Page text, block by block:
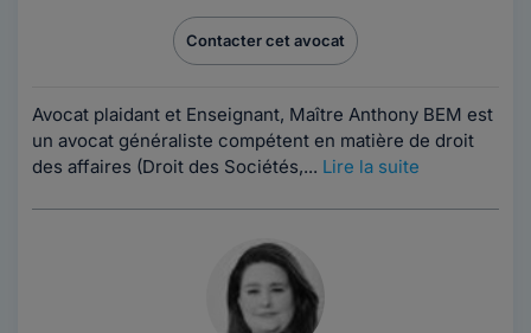
Contacter cet avocat
Avocat plaidant et Enseignant, Maître Anthony BEM est
un avocat généraliste compétent en matière de droit
des affaires (Droit des Sociétés,... Lire la suite